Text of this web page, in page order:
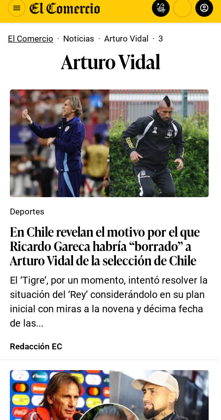
El Comercio · Noticias · Arturo Vidal · 3
Arturo Vidal
En Chile revelan el motivo por el que
Ricardo Gareca habría “borrado” a
Arturo Vidal de la selección de Chile
El ‘Tigre’, por un momento, intentó resolver la
situación del ‘Rey’ considerándolo en su plan
inicial con miras a la novena y décima fecha
de las...
Deportes
Redacción EC